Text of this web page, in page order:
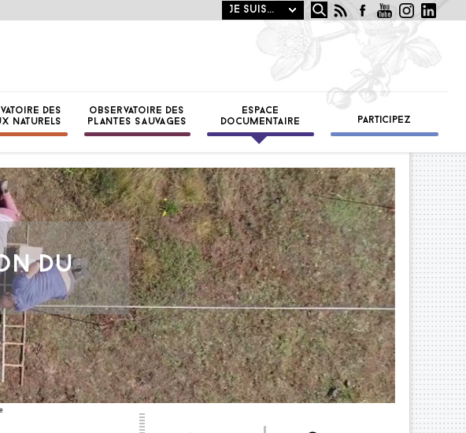
Rechercher
DES
NATURELS
OBSERVATOIRE DES
PLANTES SAUVAGES
ESPACE
DOCUMENTAIRE
PARTICIPEZ
DU